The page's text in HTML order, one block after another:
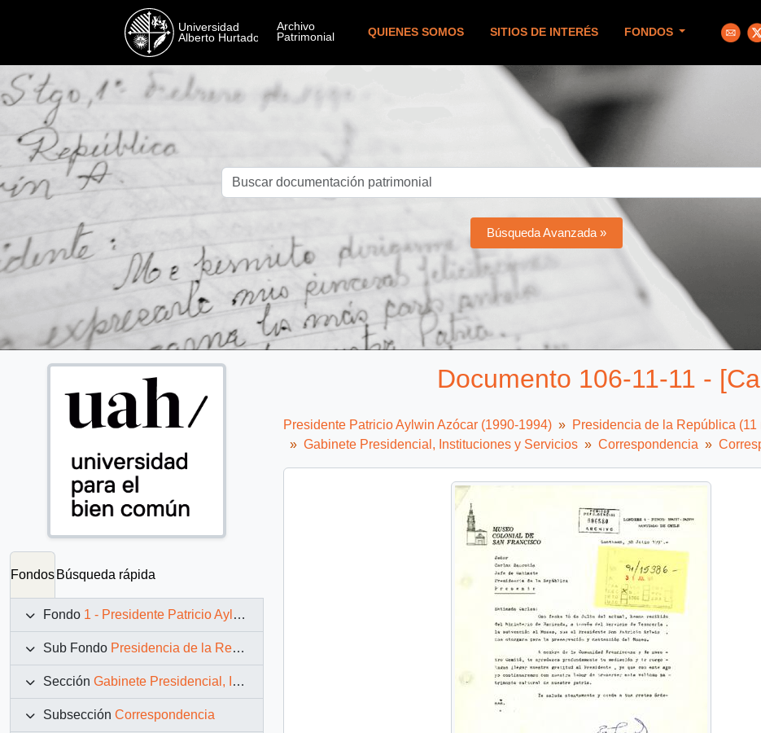
QUIENES SOMOS SITIOS DE INTERÉS FONDOS
Búsqueda Avanzada »
Fondos Búsqueda rápida
Fondo 1 - Presidente Patricio Aylwin Azócar (1990-1994)
Sub Fondo Presidencia de la República (11 marzo 1990 – 11 marzo 1994)
Sección Gabinete Presidencial, Instituciones y Servicios
Subsección Correspondencia
Documento 106-11-11 -
Presidente Patricio Aylwin Azócar (1990-1994)
Presidencia de la República
Gabinete Presidencial, Instituciones y Servicios
Correspondencia